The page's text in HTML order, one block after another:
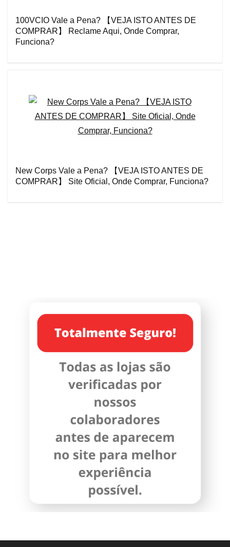
100VCIO Vale a Pena? 【VEJA ISTO ANTES DE
COMPRAR】 Reclame Aqui, Onde Comprar,
Funciona?
New Corps Vale a Pena? 【VEJA ISTO ANTES DE
COMPRAR】 Site Oficial, Onde Comprar, Funciona?